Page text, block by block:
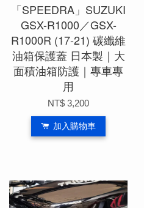
「SPEEDRA」SUZUKI
GSX-R1000／GSX-
R1000R (17-21) 碳纖維
油箱保護蓋 日本製｜大
面積油箱防護｜專車專
用
NT$ 3,200
加入購物車